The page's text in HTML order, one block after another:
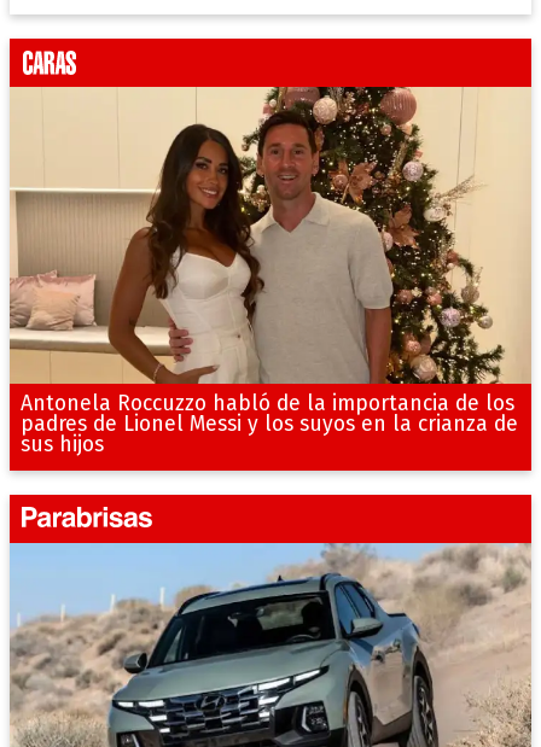
Antonela Roccuzzo habló de la importancia de los
padres de Lionel Messi y los suyos en la crianza de
sus hijos